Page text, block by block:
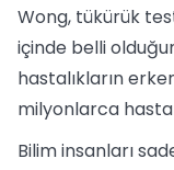
Wong, tükürük
içinde belli
hastalıkların
milyonlarca
Bilim insanları